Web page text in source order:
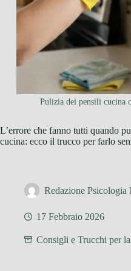
Pulizia dei pensili cucina
L’errore che fanno tutti quando
cucina: ecco il trucco per farlo
Redazione Psicologia
17 Febbraio 2026
Consigli e Trucchi per la